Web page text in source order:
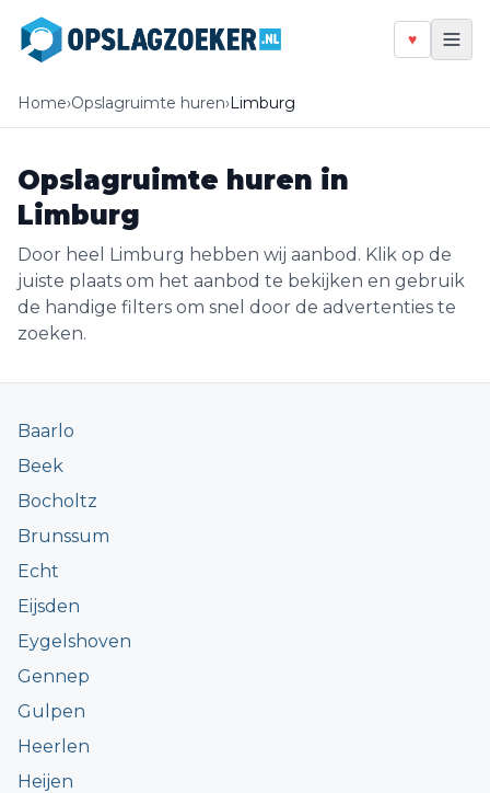
♥
Home›Opslagruimte huren›Limburg
Opslagruimte huren in
Limburg
Door heel Limburg hebben wij aanbod. Klik op de
juiste plaats om het aanbod te bekijken en gebruik
de handige filters om snel door de advertenties te
zoeken.
Baarlo
Beek
Bocholtz
Brunssum
Echt
Eijsden
Eygelshoven
Gennep
Gulpen
Heerlen
Heijen